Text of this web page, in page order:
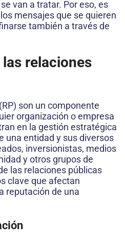
van a tratar. Por eso, es
mensajes que se quieren
también a través de
relaciones
son un componente
organización o empresa
en la gestión estratégica
una entidad y sus diversos
inversionistas, medios
y otros grupos de
las relaciones públicas
clave que afectan
reputación de una